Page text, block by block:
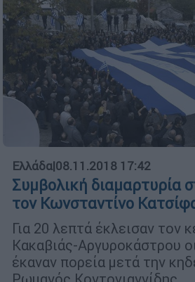
Ελλάδα|08.11.2018 17:42
Συμβολική διαμαρτυρία
τον Κωνσταντίνο
Για 20 λεπτά έκλεισαν τον
Κακαβιάς-Αργυροκάστρου
έκαναν πορεία μετά την